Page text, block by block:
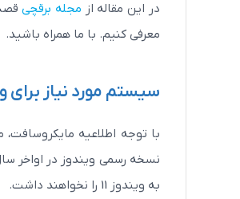
در این مقاله از مجله برقچی
معرفی کنیم. با ما همراه باشید.
سیستم مورد نیاز برای
با توجه اطلاعیه مایکروسافت،
به ویندوز 11 را نخواهند داشت.